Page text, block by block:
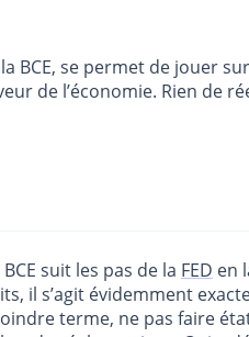
BCE, se permet de jouer
de l’économie. Rien de
suit les pas de la FED en
il s’agit évidemment
terme, ne pas faire